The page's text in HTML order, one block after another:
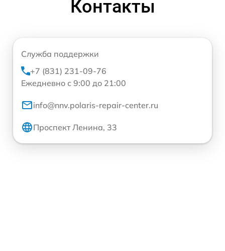
Контакты
Служба поддержки
+7 (831) 231-09-76
Ежедневно с 9:00 до 21:00
info@nnv.polaris-repair-center.ru
Проспект Ленина, 33